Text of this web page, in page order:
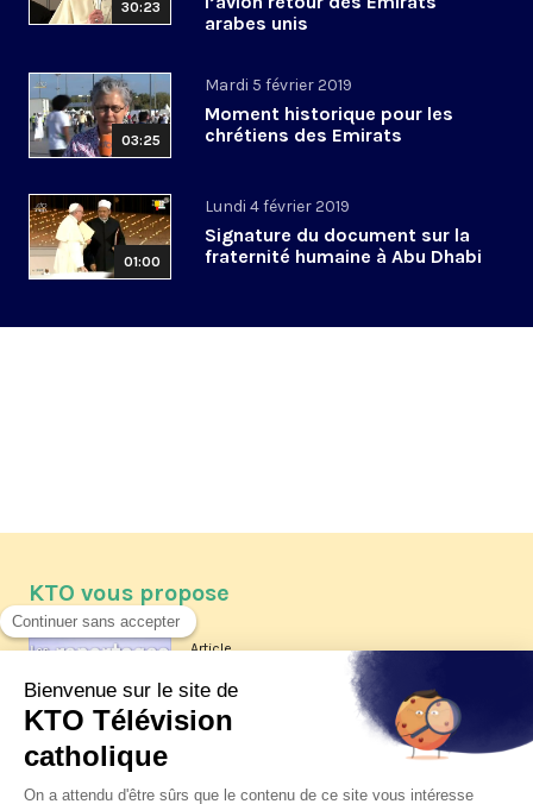
30:23
arabes unis
03:25
Mardi 5 février 2019
Moment historique pour les
chrétiens des Emirats
01:00
Lundi 4 février 2019
Signature du document sur la
fraternité humaine à Abu Dhabi
KTO vous propose
Article
Les reportages d'été 2026 de KTO
La visite pastorale du pape Léon